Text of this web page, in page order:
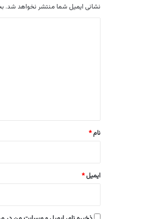
نشانی ایمیل شما منتشر نخواهد شد.
نام*
ایمیل*